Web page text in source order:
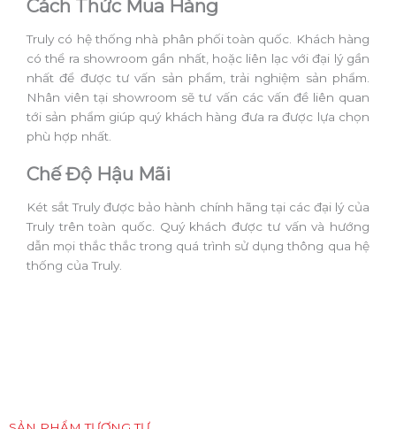
Cách Thức Mua Hàng
Truly có hệ thống nhà phân phối toàn quốc. Khách hàng
có thể ra showroom gần nhất, hoặc liên lạc với đại lý gần
nhất để được tư vấn sản phẩm, trải nghiệm sản phẩm.
Nhân viên tại showroom sẽ tư vấn các vấn đề liên quan
tới sản phẩm giúp quý khách hàng đưa ra được lựa chọn
phù hợp nhất.
Chế Độ Hậu Mãi
Két sắt Truly được bảo hành chính hãng tại các đại lý của
Truly trên toàn quốc. Quý khách được tư vấn và hướng
dẫn mọi thắc thắc trong quá trình sử dụng thông qua hệ
thống của Truly.